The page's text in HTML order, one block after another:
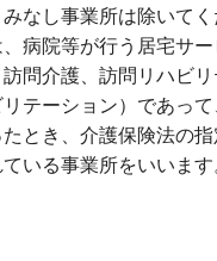
なし事業所は除いて
病院等が行う居宅サ
問介護、訪問リハビ
テーション）であっ
とき、介護保険法の
いる事業所をいいます